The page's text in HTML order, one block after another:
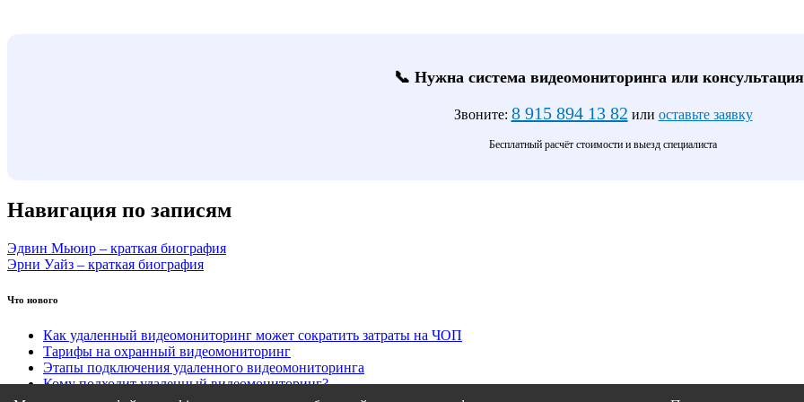
📞 Нужна система видеомониторинга или
Звоните: 8 915 894 13 82 или оставьте заявку
Бесплатный расчёт стоимости и выезд специалиста
Навигация по записям
Эдвин Мьюир – краткая биография
Эрни Уайз – краткая биография
Что нового
Как удаленный видеомониторинг может сократить затраты на ЧОП
Тарифы на охранный видеомониторинг
Этапы подключения удаленного видеомониторинга
Кому подходит удаленный видеомониторинг?